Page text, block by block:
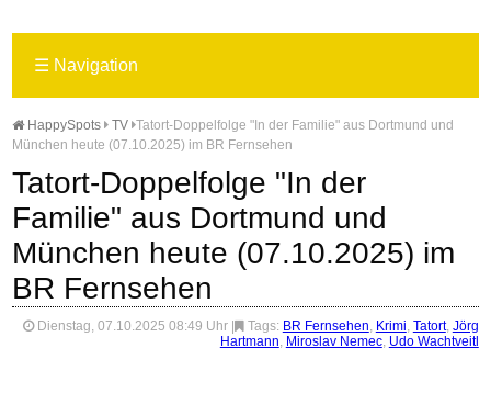
☰ Navigation
HappySpots TV Tatort-Doppelfolge "In der Familie" aus Dortmund und
München heute (07.10.2025) im BR Fernsehen
Tatort-Doppelfolge "In der
Familie" aus Dortmund und
München heute (07.10.2025) im
BR Fernsehen
Dienstag, 07.10.2025 08:49 Uhr Tags: BR Fernsehen, Krimi, Tatort, Jörg
Hartmann, Miroslav Nemec, Udo Wachtveitl